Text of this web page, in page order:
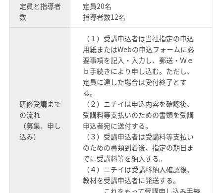
定員と指導者
数
定員20名
指導者数12名
研修受講まで
の流れ
（募集、申し
込み）
（１）受講申込者は当社指定の申込
用紙またはWebの申込フォームに必
要事項を記入・入力し、郵送・Ｗｅ
ｂ手続きにより申し込む。ただし、
定員に達した場合は受付終了とす
る。
（２）ニチイは申込内容を確認後、
受講料等支払いのための書類を受講
申込者宛に送付する。
（３）受講申込者は受講料等支払い
のための書類到着後、指定の期日ま
でに受講料等を納入する。
（４）ニチイは受講料納入確認後、
教材を受講申込者に発送する。
これをもって受講申し込み手続